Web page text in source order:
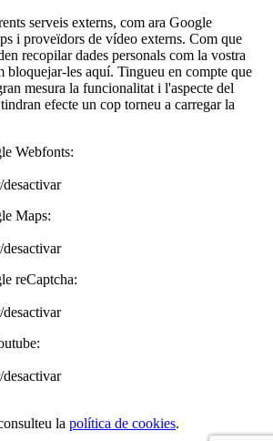
serveis externs, com ara Google
i proveïdors de vídeo externs. Com que
recopilar dades personals com la vostra
bloquejar-les aquí. Tingueu en compte que
mesura la funcionalitat i l'aspecte del
efecte un cop torneu a carregar la
Webfonts:
Maps:
reCaptcha:
la política de cookies.